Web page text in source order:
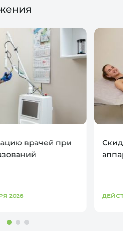
врачей при
2026